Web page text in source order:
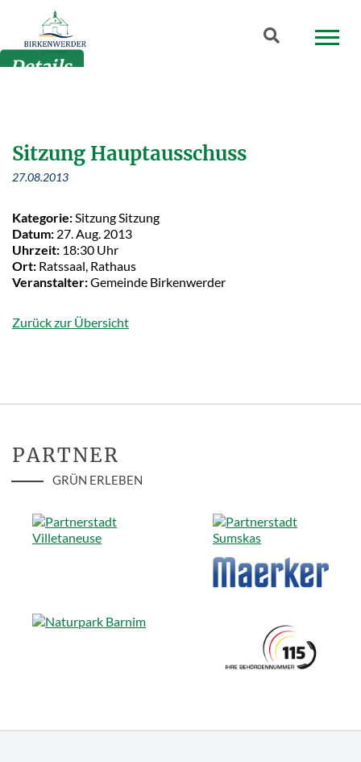
Zum Hauptinhalt springen
Suchbegriff
Details
Sitzung Hauptausschuss
27.08.2013
Kategorie:Sitzung Sitzung
Datum: 27. Aug. 2013
Uhrzeit: 18:30 Uhr
Ort: Ratssaal, Rathaus
Veranstalter:Gemeinde Birkenwerder
Zurück zur Übersicht
PARTNER
GRÜN ERLEBEN